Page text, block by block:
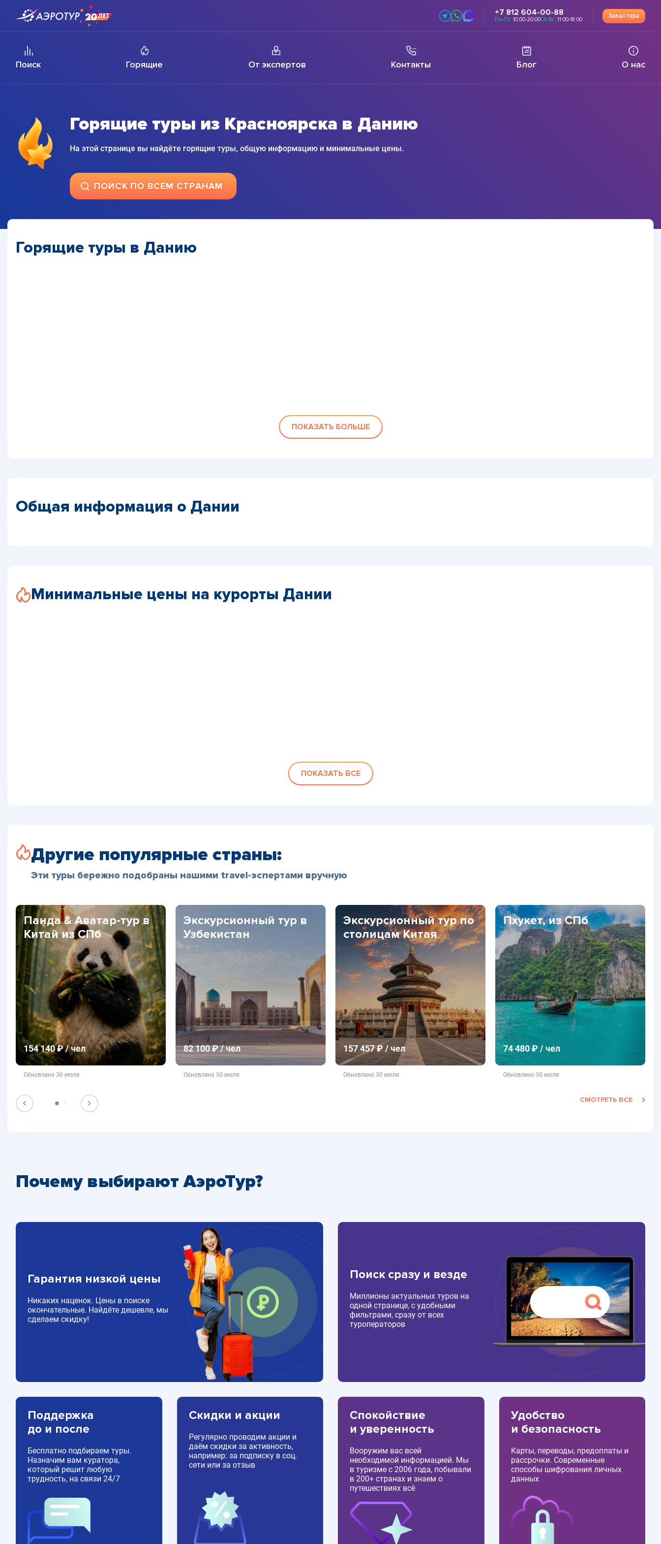
+7 812 604-00-88
Пн-Пт: 10:00-20:00Сб-Вс: 11:00-18:00
Заказ тура
Поиск Горящие От экспертов Контакты Блог О нас
Горящие туры из Красноярска в Данию
На этой странице вы найдёте горящие туры, общую информацию и минимальные цены.
ПОИСК ПО ВСЕМ СТРАНАМ
Горящие туры в Данию
ПОКАЗАТЬ БОЛЬШЕ
Общая информация о Дании
Минимальные цены на курорты Дании
ПОКАЗАТЬ ВСЕ
Другие популярные страны:
Эти туры бережно подобраны нашими travel-эспертами вручную
Панда & Аватар-тур в
Китай из СПб
154 140 ₽ / чел
не является публичной офертой
Обновлено 30 июля
Экскурсионный тур в
Узбекистан
82 100 ₽ / чел
не является публичной офертой
Обновлено 30 июля
Экскурсионный тур по
столицам Китая
157 457 ₽ / чел
не является публичной офертой
Обновлено 30 июля
Пхукет, из СПб
74 480 ₽ / чел
не является публичной офертой
Обновлено 30 июля
СМОТРЕТЬ ВСЕ
Почему выбирают АэроТур?
Гарантия низкой цены
Никаких наценок. Цены в поиске
окончательные. Найдёте дешевле, мы
сделаем скидку!
Поиск сразу и везде
Миллионы актуальных туров на
одной странице, с удобными
фильтрами, сразу от всех
туроператоров
Поддержка
до и после
Бесплатно подбираем туры.
Назначим вам куратора,
который решит любую
трудность, на связи 24/7
Скидки и акции
Регулярно проводим акции и
даём скидки за активность,
например: за подписку в соц.
сети или за отзыв
Спокойствие
и уверенность
Вооружим вас всей
необходимой информацией. Мы
в туризме с 2006 года, побывали
в 200+ странах и знаем о
путешествиях всё
Удобство
и безопасность
Карты, переводы, предоплаты и
рассрочки. Современные
способы шифрования личных
данных